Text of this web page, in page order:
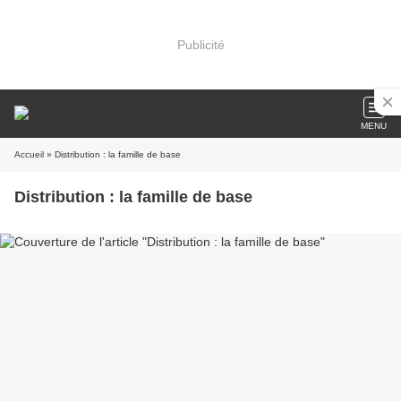
Publicité
MENU
Accueil » Distribution : la famille de base
Distribution : la famille de base